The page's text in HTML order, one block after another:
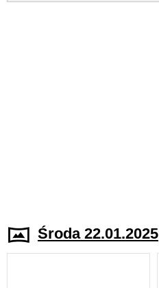
Środa 22.01.2025